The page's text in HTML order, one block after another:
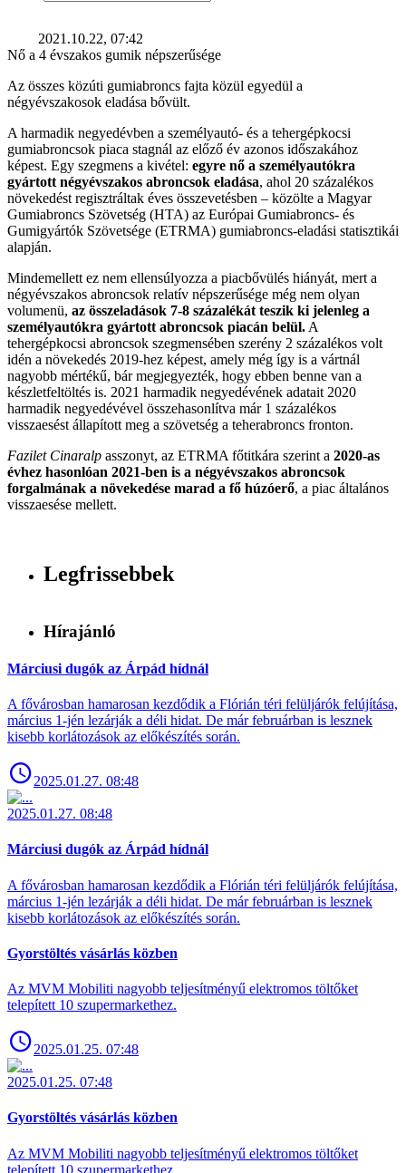
2021.10.22, 07:42
Nő a 4 évszakos gumik népszerűsége
Az összes közúti gumiabroncs fajta közül egyedül a
négyévszakosok eladása bővült.
A harmadik negyedévben a személyautó- és a tehergépkocsi
gumiabroncsok piaca stagnál az előző év azonos időszakához
képest. Egy szegmens a kivétel: egyre nő a személyautókra
gyártott négyévszakos abroncsok eladása, ahol 20 százalékos
növekedést regisztráltak éves összevetésben – közölte a Magyar
Gumiabroncs Szövetség (HTA) az Európai Gumiabroncs- és
Gumigyártók Szövetsége (ETRMA) gumiabroncs-eladási statisztikái
alapján.
Mindemellett ez nem ellensúlyozza a piacbővülés hiányát, mert a
négyévszakos abroncsok relatív népszerűsége még nem olyan
volumenü, az összeladások 7-8 százalékát teszik ki jelenleg a
személyautókra gyártott abroncsok piacán belül. A
tehergépkocsi abroncsok szegmensében szerény 2 százalékos volt
idén a növekedés 2019-hez képest, amely még így is a vártnál
nagyobb mértékű, bár megjegyezték, hogy ebben benne van a
készletfeltöltés is. 2021 harmadik negyedévének adatait 2020
harmadik negyedévével összehasonlítva már 1 százalékos
visszaesést állapított meg a szövetség a teherabroncs fronton.
Fazilet Cinaralp asszonyt, az ETRMA főtitkára szerint a 2020-as
évhez hasonlóan 2021-ben is a négyévszakos abroncsok
forgalmának a növekedése marad a fő húzóerő, a piac általános
visszaesése mellett.
Legfrissebbek
Hírajánló
Márciusi dugók az Árpád hídnál
A fővárosban hamarosan kezdődik a Flórián téri felüljárók felújítása,
március 1-jén lezárják a déli hidat. De már februárban is lesznek
kisebb korlátozások az előkészítés során.
2025.01.27. 08:48
2025.01.27. 08:48
Márciusi dugók az Árpád hídnál
A fővárosban hamarosan kezdődik a Flórián téri felüljárók felújítása,
március 1-jén lezárják a déli hidat. De már februárban is lesznek
kisebb korlátozások az előkészítés során.
Gyorstöltés vásárlás közben
Az MVM Mobiliti nagyobb teljesítményű elektromos töltőket
telepített 10 szupermarkethez.
2025.01.25. 07:48
2025.01.25. 07:48
Gyorstöltés vásárlás közben
Az MVM Mobiliti nagyobb teljesítményű elektromos töltőket
telepített 10 szupermarkethez.